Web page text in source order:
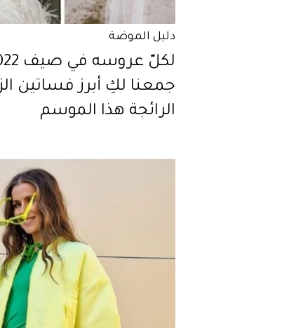
دليل الموضة
جمعنا لكِ أبرز فساتين
الرائجة هذا الموسم